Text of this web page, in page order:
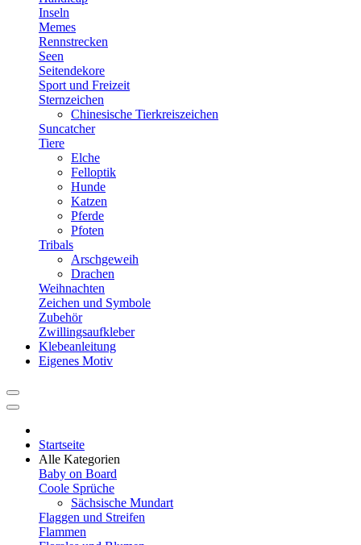
Inseln
Memes
Rennstrecken
Seen
Seitendekore
Sport und Freizeit
Sternzeichen
Chinesische Tierkreiszeichen
Suncatcher
Tiere
Elche
Felloptik
Hunde
Katzen
Pferde
Pfoten
Tribals
Arschgeweih
Drachen
Weihnachten
Zeichen und Symbole
Zubehör
Zwillingsaufkleber
Klebeanleitung
Eigenes Motiv
Startseite
Alle Kategorien
Baby on Board
Coole Sprüche
Sächsische Mundart
Flaggen und Streifen
Flammen